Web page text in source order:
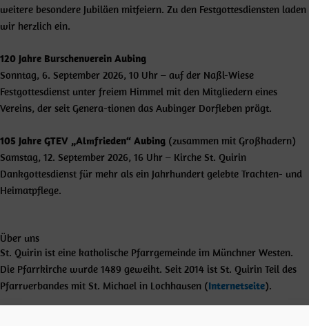
weitere besondere Jubiläen mitfeiern. Zu den Festgottesdiensten laden
wir herzlich ein.
120 Jahre Burschenverein Aubing
Sonntag, 6. September 2026, 10 Uhr – auf der Naßl-Wiese
Festgottesdienst unter freiem Himmel mit den Mitgliedern eines
Vereins, der seit Genera-tionen das Aubinger Dorfleben prägt.
105 Jahre GTEV „Almfrieden“ Aubing (zusammen mit Großhadern)
Samstag, 12. September 2026, 16 Uhr – Kirche St. Quirin
Dankgottesdienst für mehr als ein Jahrhundert gelebte Trachten- und
Heimatpflege.
Über uns
St. Quirin ist eine katholische Pfarrgemeinde im Münchner Westen.
Die Pfarrkirche wurde 1489 geweiht. Seit 2014 ist St. Quirin Teil des
Pfarrverbandes mit St. Michael in Lochhausen (Internetseite).